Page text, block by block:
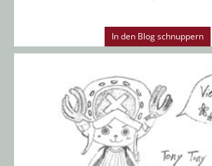
In den Blog schnuppern